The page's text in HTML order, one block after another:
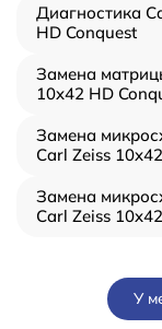
Диагностика
HD Conquest
Замена
10x42 HD
Замена
Carl Zeiss
Замена
Carl Zeiss
У